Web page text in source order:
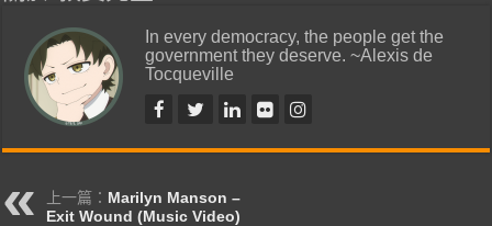
In every democracy, the people get the
government they deserve. ~Alexis de
Tocqueville
上一篇： Marilyn Manson –
Exit Wound (Music Video)